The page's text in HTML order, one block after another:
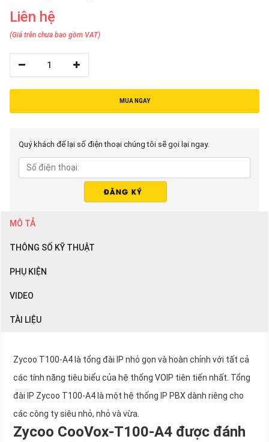
Liên hệ
(Giá trên chưa bao gồm VAT)
1
MUA NGAY
Quý khách để lại số điện thoại chúng tôi sẽ gọi lại ngay.
MÔ TẢ
THÔNG SỐ KỸ THUẬT
PHỤ KIỆN
VIDEO
TÀI LIỆU
Zycoo T100-A4 là tổng đài IP nhỏ gọn và hoàn chỉnh với tất cả
các tính năng tiêu biểu của hệ thống VOIP tiên tiến nhất. Tổng
đài IP Zycoo T100-A4 là một hệ thống IP PBX dành riêng cho
các công ty siêu nhỏ, nhỏ và vừa.
Zycoo CooVox-T100-A4 được đánh